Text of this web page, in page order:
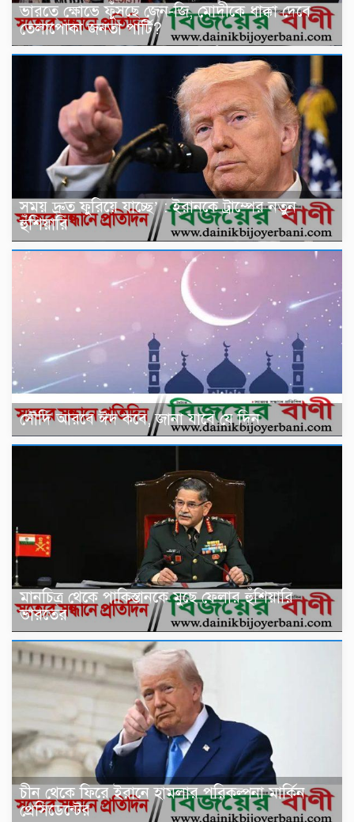
ভারতে ক্ষোভে ফুঁসছে জেন-জি, মোদীকে ধাক্কা দেবে
তেলাপোকা জনতা পার্টি?
সময় দ্রুত ফুরিয়ে যাচ্ছে’ : ইরানকে ট্রাম্পের নতুন
হুঁশিয়ারি
সৌদি আরবে ঈদ কবে, জানা যাবে যে দিন
মানচিত্র থেকে পাকিস্তানকে মুছে ফেলার হুঁশিয়ারি
ভারতের
চীন থেকে ফিরে ইরানে হামলার পরিকল্পনা মার্কিন
প্রেসিডেন্টের